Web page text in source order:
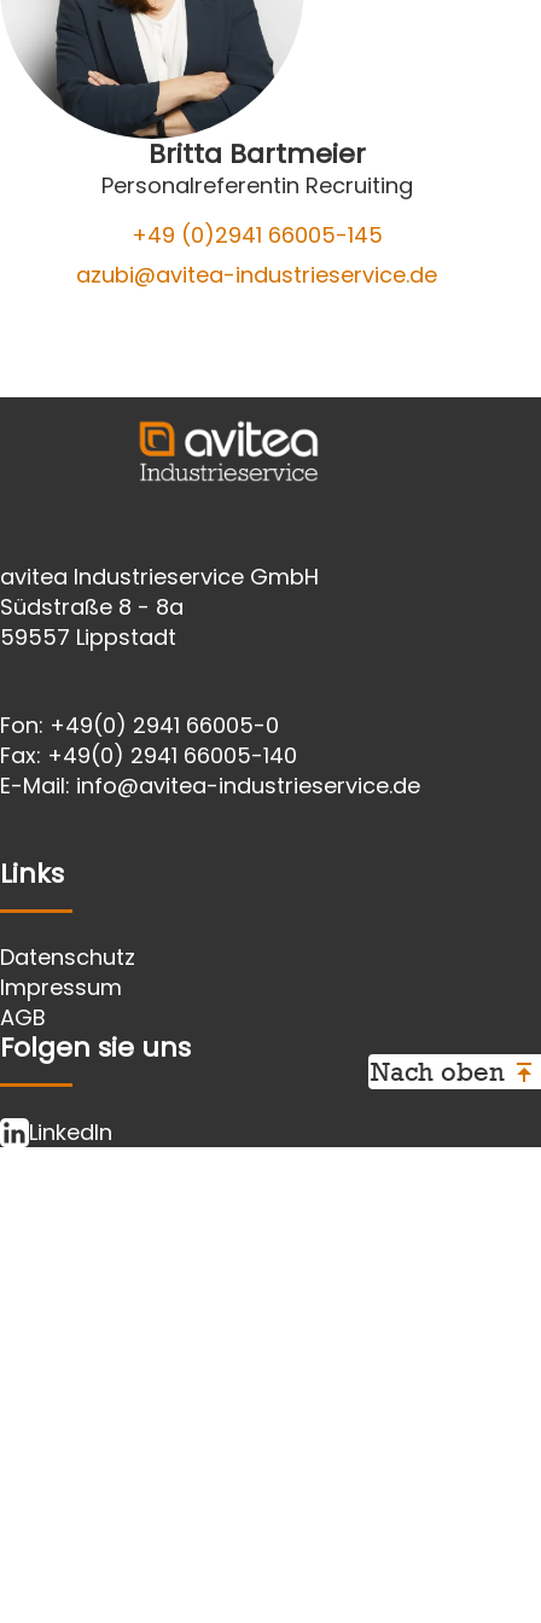
Britta Bartmeier
Personalreferentin Recruiting
+49 (0)2941 66005-145
azubi@avitea-industrieservice.de
avitea Industrieservice GmbH
Südstraße 8 - 8a
59557 Lippstadt
Fon: +49(0) 2941 66005-0
Fax: +49(0) 2941 66005-140
E-Mail: info@avitea-industrieservice.de
Links
Datenschutz
Impressum
AGB
Folgen sie uns
LinkedIn
Nach oben